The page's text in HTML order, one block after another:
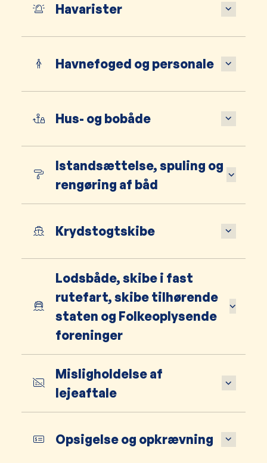
Havarister
Havnefoged og personale
Hus- og bobåde
Istandsættelse, spuling og
rengøring af båd
Krydstogtskibe
Lodsbåde, skibe i fast
rutefart, skibe tilhørende
staten og Folkeoplysende
foreninger
Misligholdelse af
lejeaftale
Opsigelse og opkrævning